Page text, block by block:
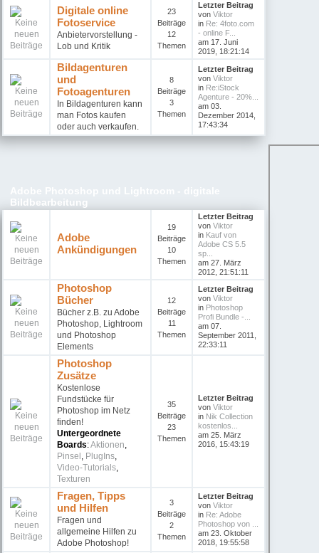
Digitale online
Fotoservice
Anbietervorstellung -
Lob und Kritik
23
Beiträge
12
Themen
Letzter Beitrag
vonViktor
in Re: 4foto.com
- online F...
am 17. Juni
2019, 18:21:14
Bildagenturen
und
Fotoagenturen
In Bildagenturen kann
man Fotos kaufen
oder auch verkaufen.
8
Beiträge
3
Themen
Letzter Beitrag
vonViktor
in Re:iStock
Agenture - 20%...
am 03.
Dezember 2014,
17:43:34
Bildbearbeitung
Adobe
Ankündigungen
19
Beiträge
10
Themen
Letzter Beitrag
vonViktor
in Kauf von
Adobe CS 5.5
sp...
am 27. März
2012, 21:51:11
Photoshop
Bücher
Bücher z.B. zu Adobe
Photoshop, Lightroom
und Photoshop
Elements
12
Beiträge
11
Themen
Letzter Beitrag
vonViktor
in Photoshop
Profi Bundle -...
am 07.
September 2011,
22:33:11
Photoshop
Zusätze
Kostenlose
Fundstücke für
Photoshop im Netz
finden!
Untergeordnete
Boards:Aktionen,
Pinsel , PlugIns,
Video-Tutorials,
Texturen
35
Beiträge
23
Themen
Letzter Beitrag
vonViktor
in Nik Collection
kostenlos...
am 25. März
2016, 15:43:19
Fragen, Tipps
und Hilfen
Fragen und
allgemeine Hilfen zu
Adobe Photoshop!
3
Beiträge
2
Themen
Letzter Beitrag
vonViktor
in Re: Adobe
Photoshop von ...
am 23. Oktober
2018, 19:55:58